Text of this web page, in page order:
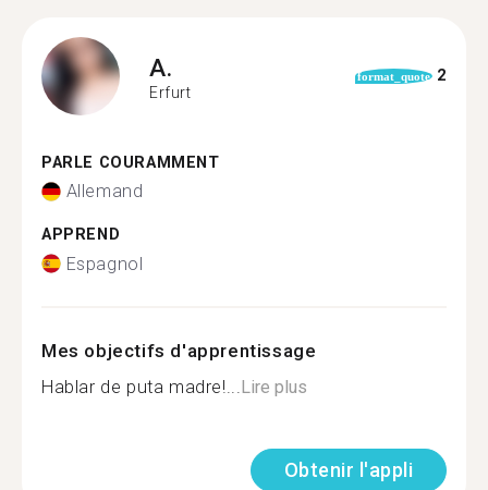
A.
Erfurt
format_quote 2
PARLE COURAMMENT
Allemand
APPREND
Espagnol
Mes objectifs d'apprentissage
Hablar de puta madre!... Lire plus
Obtenir l'appli